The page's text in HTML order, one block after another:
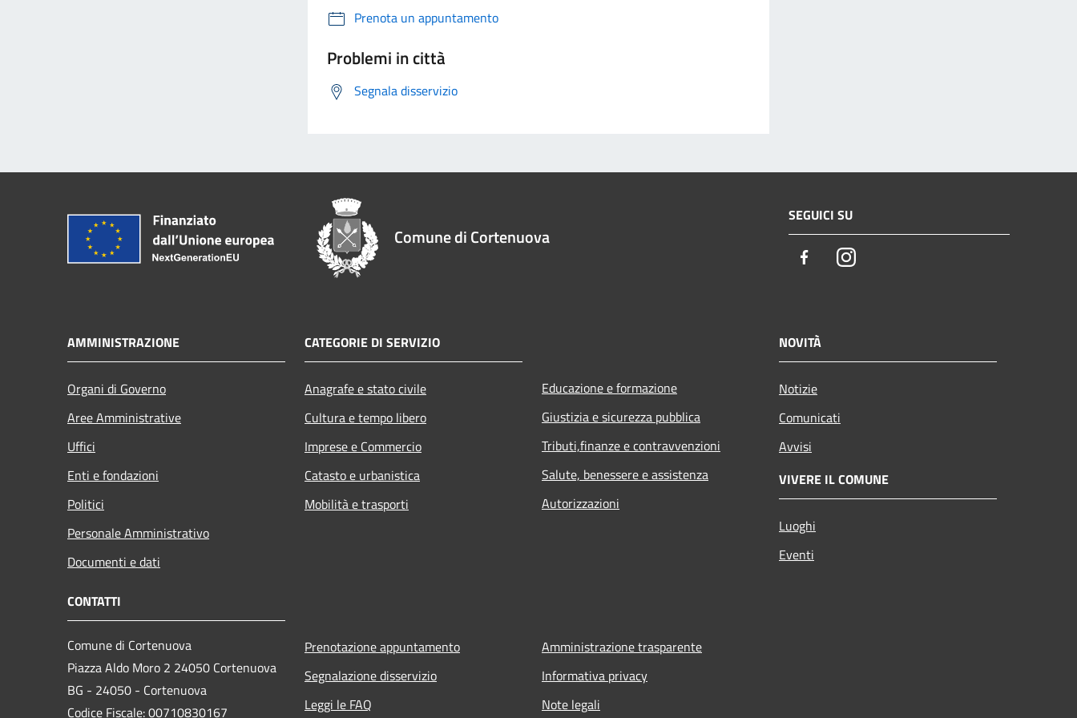
Prenota un appuntamento
Problemi in città
Segnala disservizio
Comune di Cortenuova
SEGUICI SU
FacebookInstagram
AMMINISTRAZIONE
Organi di Governo
Aree Amministrative
Uffici
Enti e fondazioni
Politici
Personale Amministrativo
Documenti e dati
CATEGORIE DI SERVIZIO
Anagrafe e stato civile
Cultura e tempo libero
Imprese e Commercio
Catasto e urbanistica
Mobilità e trasporti
Educazione e formazione
Giustizia e sicurezza pubblica
Tributi,finanze e contravvenzioni
Salute, benessere e assistenza
Autorizzazioni
NOVITÀ
Notizie
Comunicati
Avvisi
VIVERE IL COMUNE
Luoghi
Eventi
CONTATTI
Comune di Cortenuova
Piazza Aldo Moro 2 24050 Cortenuova
BG - 24050 - Cortenuova
Codice Fiscale: 00710830167
Prenotazione appuntamento
Segnalazione disservizio
Leggi le FAQ
Amministrazione trasparente
Informativa privacy
Note legali